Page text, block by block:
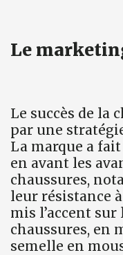
Le
Le succès de la
par une
La marque a
en avant les
chaussures,
leur résistance
mis l’accent
chaussures, en
semelle en